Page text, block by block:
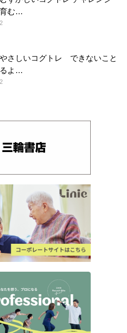
む…
さしいコグトレ できないこと
よ…